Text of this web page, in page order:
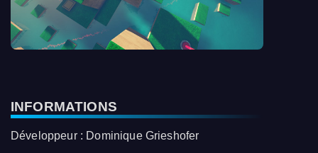
INFORMATIONS
Développeur : Dominique Grieshofer